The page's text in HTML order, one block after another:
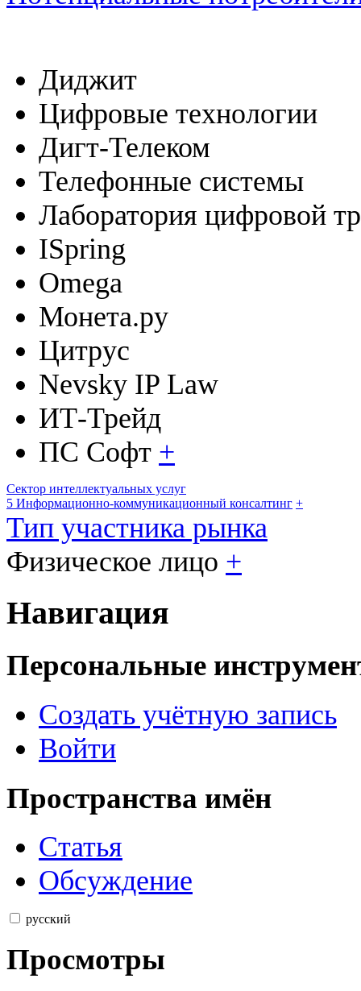
Диджит
Цифровые технологии
Дигт-Телеком
Телефонные системы
Лаборатория цифровой
ISpring
Omega
Монета.ру
Цитрус
Nevsky IP Law
ИТ-Трейд
ПС Софт +
Сектор интеллектуальных услуг
5 Информационно-коммуникационный консалтинг +
Тип участника рынка
Физическое лицо +
Навигация
Персональные
Создать учётную запись
Войти
Пространства имён
Статья
Обсуждение
русский
Просмотры